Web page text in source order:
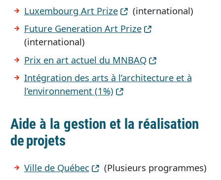
Luxembourg Art Prize
(international)
Future Generation Art Prize
(international)
Prix en art actuel du MNBAQ
Intégration des arts à l’architecture et à
l’environnement (1%)
Aide à la gestion et la réalisation
de projets
Ville de Québec
(Plusieurs programmes)